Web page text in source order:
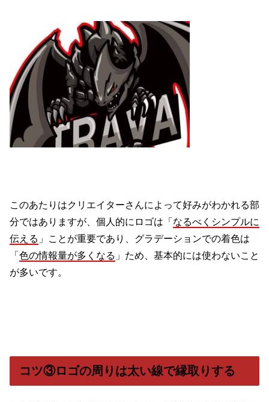
このあたりはクリエイターさんによって好みがわかれる部
分ではありますが、個人的にロゴは「 なるべくシンプルに
伝える 」ことが重要であり、グラデーションでの着色は
「 色の情報量が多くなる 」ため、基本的には使わないこと
が多いです。
コツ③ロゴの周りは太い線で縁取りする